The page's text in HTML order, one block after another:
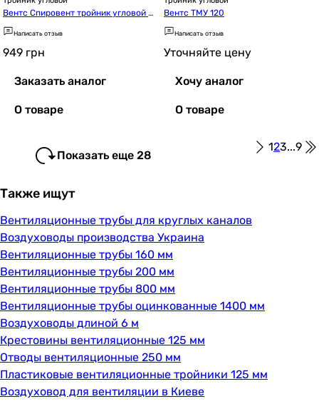
Вентс Спировент тройник угловой 2
00-45
Написать отзыв
949 грн
Заказать аналог
О товаре
Вентс ТМУ 120
Написать отзыв
Уточняйте цену
Хочу аналог
О товаре
Показать еще 28
123...9
Также ищут
Вентиляционные трубы для круглых каналов
Воздуховоды производства Украина
Вентиляционные трубы 160 мм
Вентиляционные трубы 200 мм
Вентиляционные трубы 800 мм
Вентиляционные трубы оцинкованные 1400 мм
Воздуховоды длиной 6 м
Крестовины вентиляционные 125 мм
Отводы вентиляционные 250 мм
Пластиковые вентиляционные тройники 125 мм
Воздуховод для вентиляции в Киеве